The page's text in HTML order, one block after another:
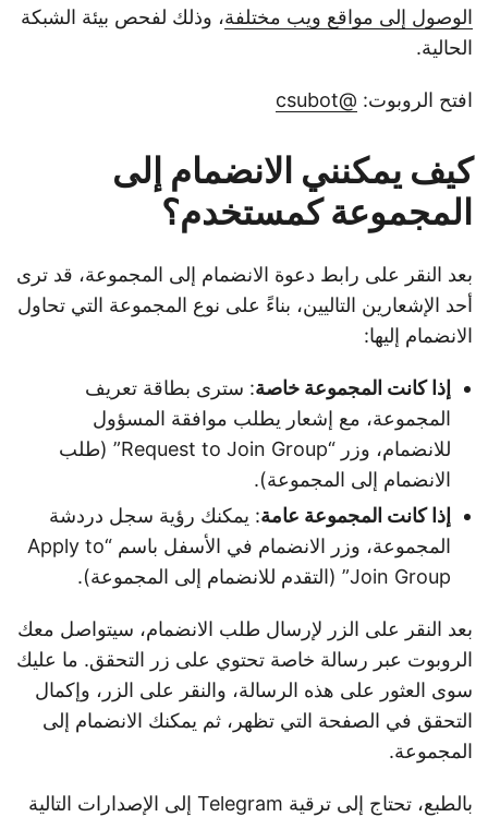
الوصول إلى مواقع ويب مختلفة، وذلك لفحص بيئة الشبكة
الحالية.
افتح الروبوت: @csubot
كيف يمكنني الانضمام إلى
المجموعة كمستخدم؟
بعد النقر على رابط دعوة الانضمام إلى المجموعة، قد ترى
أحد الإشعارين التاليين، بناءً على نوع المجموعة التي تحاول
الانضمام إليها:
إذا كانت المجموعة خاصة: سترى بطاقة تعريف
المجموعة، مع إشعار يطلب موافقة المسؤول
للانضمام، وزر “Request to Join Group” (طلب
الانضمام إلى المجموعة).
إذا كانت المجموعة عامة: يمكنك رؤية سجل دردشة
المجموعة، وزر الانضمام في الأسفل باسم “Apply to
Join Group” (التقدم للانضمام إلى المجموعة).
بعد النقر على الزر لإرسال طلب الانضمام، سيتواصل معك
الروبوت عبر رسالة خاصة تحتوي على زر التحقق. ما عليك
سوى العثور على هذه الرسالة، والنقر على الزر، وإكمال
التحقق في الصفحة التي تظهر، ثم يمكنك الانضمام إلى
المجموعة.
بالطبع، تحتاج إلى ترقية Telegram إلى الإصدارات التالية